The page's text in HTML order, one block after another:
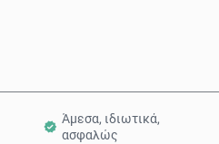
Άμεσα, ιδιωτικά,
ασφαλώς